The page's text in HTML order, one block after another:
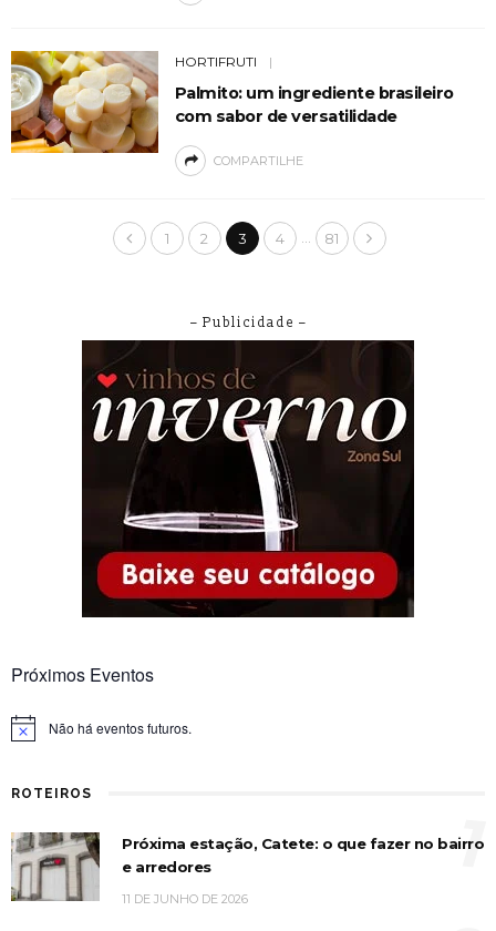
HORTIFRUTI
Palmito: um ingrediente brasileiro
com sabor de versatilidade
COMPARTILHE
1 2 3 4 81
– Publicidade –
Próximos Eventos
Notice Não há eventos futuros.
ROTEIROS
Próxima estação, Catete: o que fazer no bairro
e arredores
11 DE JUNHO DE 2026
1